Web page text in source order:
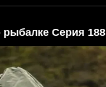
рыбалке Серия 188